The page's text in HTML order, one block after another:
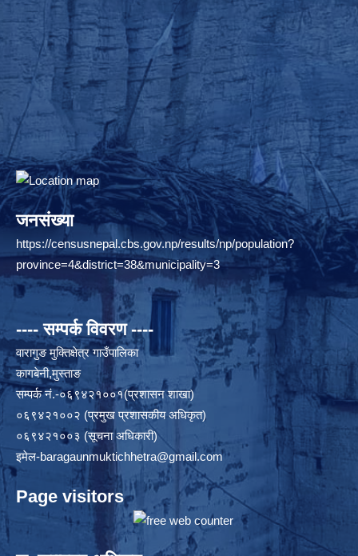
जनसंख्या
https://censusnepal.cbs.gov.np/results/np/population?
province=4&district=38&municipality=3
---- सम्पर्क विवरण ----
वारागुङ मुक्तिक्षेत्र गाउँपालिका
कागबेनी,मुस्ताङ
सम्पर्क नं.-०६९४२१००१(प्रशासन शाखा)
०६९४२१००२ (प्रमुख प्रशासकीय अधिकृत)
०६९४२१००३ (सूचना अधिकारी)
इमेल-baragaunmuktichhetra@gmail.com
Page visitors